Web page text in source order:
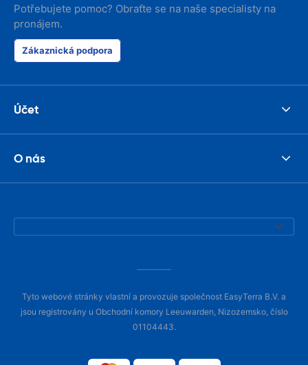
Potřebujete pomoc? Obraťte se na naše specialisty na
pronájem.
Zákaznická podpora
Účet
O nás
Tyto webové stránky vlastní a provozuje společnost EasyTerra B.V. a
jsou registrovány u Obchodní komory Leeuwarden, Nizozemsko, číslo
01104443.